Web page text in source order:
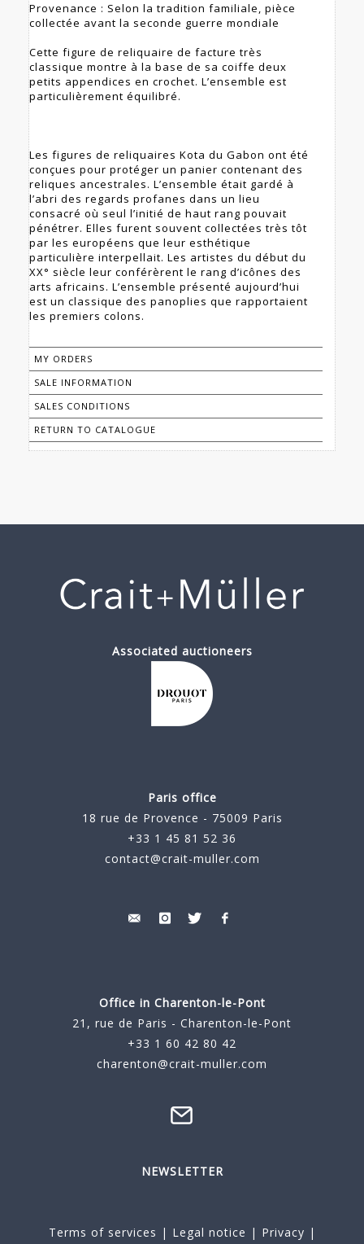
Provenance : Selon la tradition familiale, pièce
collectée avant la seconde guerre mondiale
Cette figure de reliquaire de facture très
classique montre à la base de sa coiffe deux
petits appendices en crochet. L’ensemble est
particulièrement équilibré.
Les figures de reliquaires Kota du Gabon ont été
conçues pour protéger un panier contenant des
reliques ancestrales. L’ensemble était gardé à
l’abri des regards profanes dans un lieu
consacré où seul l’initié de haut rang pouvait
pénétrer. Elles furent souvent collectées très tôt
par les européens que leur esthétique
particulière interpellait. Les artistes du début du
XX° siècle leur conférèrent le rang d’icônes des
arts africains. L’ensemble présenté aujourd’hui
est un classique des panoplies que rapportaient
les premiers colons.
MY ORDERS
SALE INFORMATION
SALES CONDITIONS
RETURN TO CATALOGUE
Associated auctioneers
Paris office
18 rue de Provence - 75009 Paris
+33 1 45 81 52 36
contact@crait-muller.com
Office in Charenton-le-Pont
21, rue de Paris - Charenton-le-Pont
+33 1 60 42 80 42
charenton@crait-muller.com
NEWSLETTER
Terms of services | Legal notice | Privacy |